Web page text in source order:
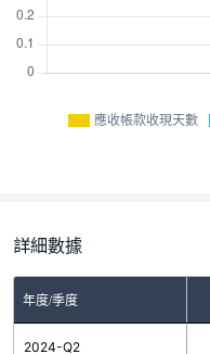
應收帳款收現天數
詳細數據
年度/季度
存貨週轉天數
2024-Q2